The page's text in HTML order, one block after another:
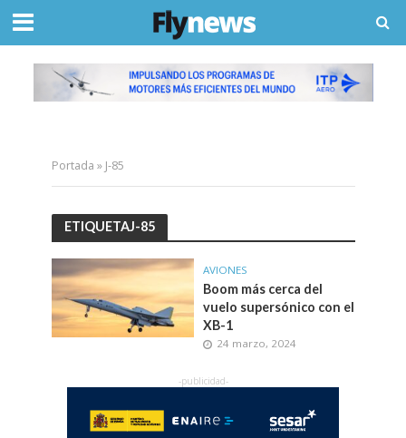
Portada » J-85
ETIQUETAJ-85
AVIONES
Boom más cerca del
vuelo supersónico con el
XB-1
24 marzo, 2024